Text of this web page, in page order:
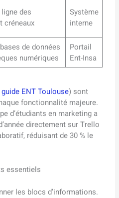
des
créneaux
Système
interne
de données
numériques
Portail
Ent-Insa
guide ENT Toulouse) sont
fonctionnalité majeure.
d’étudiants en marketing a
directement sur Trello
réduisant de 30 % le
essentiels
les blocs d’informations.